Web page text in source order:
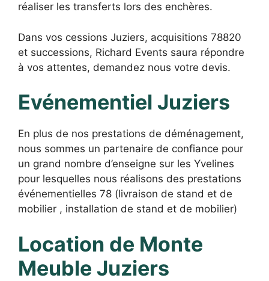
réaliser les transferts lors des enchères.
Dans vos cessions Juziers, acquisitions 78820
et successions, Richard Events saura répondre
à vos attentes, demandez nous votre devis.
Evénementiel Juziers
En plus de nos prestations de déménagement,
nous sommes un partenaire de confiance pour
un grand nombre d’enseigne sur les Yvelines
pour lesquelles nous réalisons des prestations
événementielles 78 (livraison de stand et de
mobilier , installation de stand et de mobilier)
Location de Monte
Meuble Juziers